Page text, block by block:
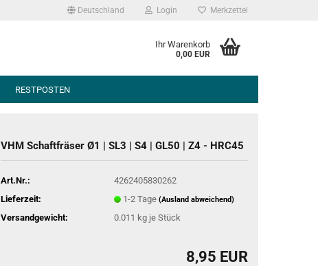
Deutschland Login Merkzettel
Ihr Warenkorb
0,00 EUR
RESTPOSTEN
VHM Schaftfräser Ø1 | SL3 | S4 | GL50 | Z4 - HRC45
Art.Nr.:
4262405830262
Lieferzeit:
1-2 Tage (Ausland abweichend)
Versandgewicht: 0.011 kg je Stück
8,95 EUR